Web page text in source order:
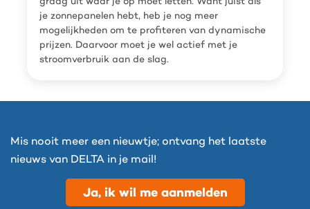
je zonnepanelen hebt, heb je nog meer
mogelijkheden om te profiteren van dynamische
prijzen. Daarvoor moet je wel actief met je
stroomverbruik aan de slag.
Mis nooit meer een nieuwtje; ontvang het laatste
nieuws van DELTA in je mail!
Ja, ik wil me aanmelden